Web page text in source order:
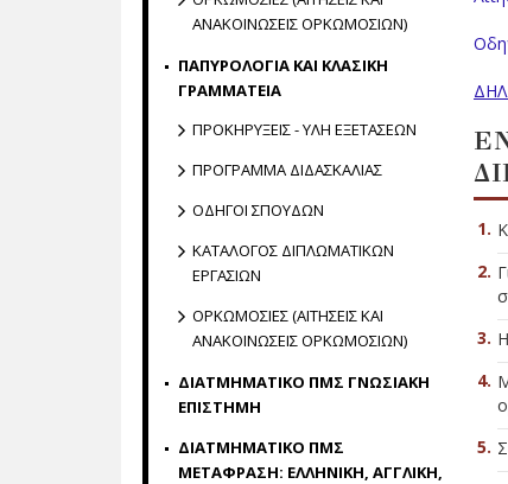
ΑΝΑΚΟΙΝΩΣΕΙΣ ΟΡΚΩΜΟΣΙΩΝ)
ΠΑΠΥΡΟΛΟΓΙΑ ΚΑΙ ΚΛΑΣΙΚΗ
ΓΡΑΜΜΑΤΕΙΑ
ΠΡΟΚΗΡΥΞΕΙΣ - ΥΛΗ ΕΞΕΤΑΣΕΩΝ
ΠΡΟΓΡΑΜΜΑ ΔΙΔΑΣΚΑΛΙΑΣ
ΟΔΗΓΟΙ ΣΠΟΥΔΩΝ
ΚΑΤΑΛΟΓΟΣ ΔΙΠΛΩΜΑΤΙΚΩΝ
ΕΡΓΑΣΙΩΝ
ΟΡΚΩΜΟΣΙΕΣ (ΑΙΤΗΣΕΙΣ ΚΑΙ
ΑΝΑΚΟΙΝΩΣΕΙΣ ΟΡΚΩΜΟΣΙΩΝ)
ΔΙΑΤΜΗΜΑΤΙΚΟ ΠΜΣ ΓΝΩΣΙΑΚΗ
ΕΠΙΣΤΗΜΗ
ΔΙΑΤΜΗΜΑΤΙΚΟ ΠΜΣ
ΜΕΤΑΦΡΑΣΗ: ΕΛΛΗΝΙΚΗ, ΑΓΓΛΙΚΗ,